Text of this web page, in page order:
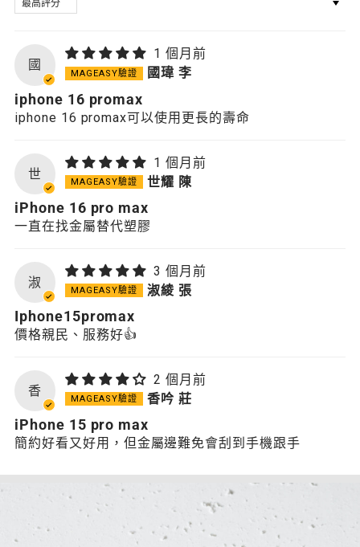
國
1 個月前
國瑋 李
iphone 16 promax
iphone 16 promax可以使用更長的壽命
世
1 個月前
世耀 陳
iPhone 16 pro max
一直在找金屬替代塑膠
淑
3 個月前
淑綾 張
Iphone15promax
價格親民、服務好👍
香
2 個月前
香吟 莊
iPhone 15 pro max
簡約好看又好用，但金屬邊難免會刮到手機跟手